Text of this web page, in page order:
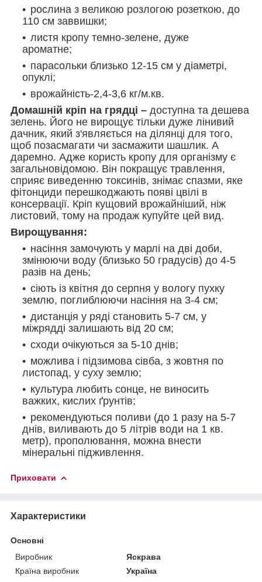
рослина з великою розлогою розеткою, до
110 см заввишки;
листя кропу темно-зелене, дуже
ароматне;
парасольки близько 12-15 см у діаметрі,
опуклі;
врожайність-2,4-3,6 кг/м.кв.
Домашній кріп на грядці – доступна та дешева
зелень. Його не вирощує тільки дуже лінивий
дачник, який з'являється на ділянці для того,
щоб позасмагати чи засмажити шашлик. А
даремно. Адже користь кропу для організму є
загальновідомою. Він покращує травлення,
сприяє виведенню токсинів, знімає спазми, яке
фітонциди перешкоджають появі цвілі в
консервації. Кріп кущовий врожайніший, ніж
листовий, тому на продаж купуйте цей вид.
Вирощування:
насіння замочують у марлі на дві доби,
змінюючи воду (близько 50 градусів) до 4-5
разів на день;
сіють із квітня до серпня у вологу пухку
землю, поглиблюючи насіння на 3-4 см;
дистанція у ряді становить 5-7 см, у
міжрядді залишають від 20 см;
сходи очікуються за 5-10 днів;
можлива і підзимова сівба, з жовтня по
листопад, у суху землю;
культура любить сонце, не виносить
важких, кислих ґрунтів;
рекомендуються поливи (до 1 разу на 5-7
днів, виливають до 5 літрів води на 1 кв.
метр), прополювання, можна внести
мінеральні підживлення.
Приховати
Характеристики
Основні
Виробник
Яскрава
Країна виробник
Україна